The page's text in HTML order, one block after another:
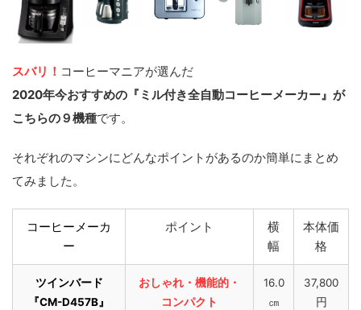
スバリ！ コーヒーマニアが選んだ
2020年今おすすめの『ミル付き全自動コーヒーメーカー』が
こちらの９機種です。
それぞれのマシンにどんなポイントがあるのか簡単にまとめ
てみました。
コーヒーメーカ
ー
ポイント
横
幅
本体価
格
ツインバード
『CM-D457B』
おしゃれ・機能的・
コンパクト
16.0
㎝
37,800
円